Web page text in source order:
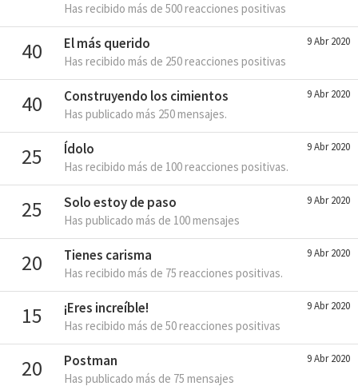
Has recibido más de 500 reacciones positivas
40 9 Abr 2020
El más querido
Has recibido más de 250 reacciones positivas
40 9 Abr 2020
Construyendo los cimientos
Has publicado más 250 mensajes.
25 9 Abr 2020
Ídolo
Has recibido más de 100 reacciones positivas.
25 9 Abr 2020
Solo estoy de paso
Has publicado más de 100 mensajes
20 9 Abr 2020
Tienes carisma
Has recibido más de 75 reacciones positivas.
15 9 Abr 2020
¡Eres increíble!
Has recibido más de 50 reacciones positivas
20 9 Abr 2020
Postman
Has publicado más de 75 mensajes